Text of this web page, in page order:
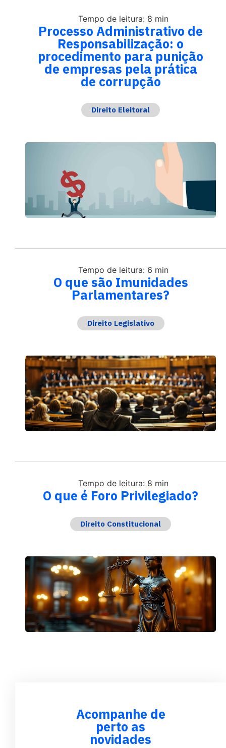
Tempo de leitura: 8 min
Processo Administrativo de
Responsabilização: o
procedimento para punição
de empresas pela prática
de corrupção
Direito Eleitoral
Tempo de leitura: 6 min
O que são Imunidades
Parlamentares?
Direito Legislativo
Tempo de leitura: 8 min
O que é Foro Privilegiado?
Direito Constitucional
Acompanhe de
perto as
novidades